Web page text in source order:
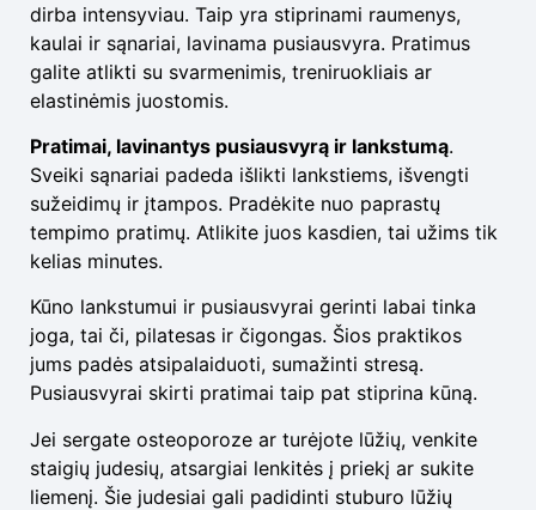
dirba intensyviau. Taip yra stiprinami raumenys,
kaulai ir sąnariai, lavinama pusiausvyra. Pratimus
galite atlikti su svarmenimis, treniruokliais ar
elastinėmis juostomis.
Pratimai, lavinantys pusiausvyrą ir lankstumą.
Sveiki sąnariai padeda išlikti lankstiems, išvengti
sužeidimų ir įtampos. Pradėkite nuo paprastų
tempimo pratimų. Atlikite juos kasdien, tai užims tik
kelias minutes.
Kūno lankstumui ir pusiausvyrai gerinti labai tinka
joga, tai či, pilatesas ir čigongas. Šios praktikos
jums padės atsipalaiduoti, sumažinti stresą.
Pusiausvyrai skirti pratimai taip pat stiprina kūną.
Jei sergate osteoporoze ar turėjote lūžių, venkite
staigių judesių, atsargiai lenkitės į priekį ar sukite
liemenį. Šie judesiai gali padidinti stuburo lūžių